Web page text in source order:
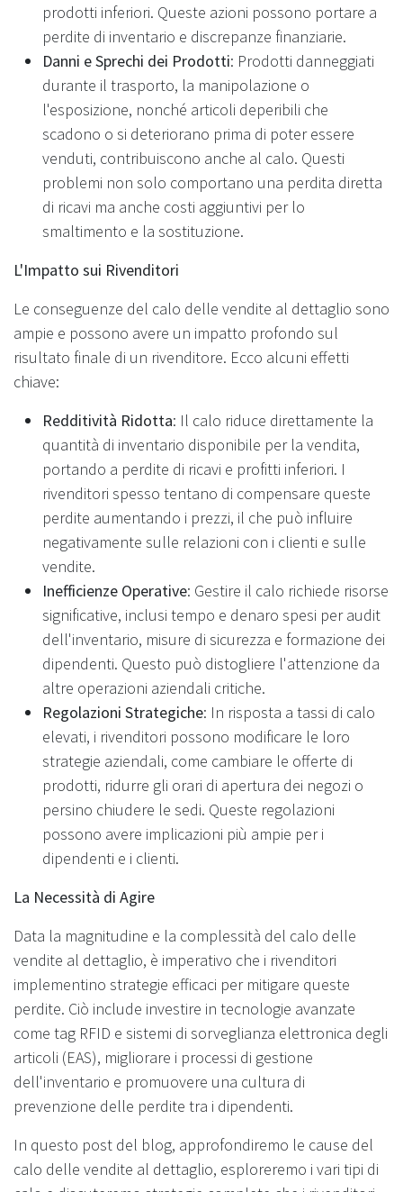
prodotti inferiori. Queste azioni possono portare a
perdite di inventario e discrepanze finanziarie.
Danni e Sprechi dei Prodotti: Prodotti danneggiati
durante il trasporto, la manipolazione o
l'esposizione, nonché articoli deperibili che
scadono o si deteriorano prima di poter essere
venduti, contribuiscono anche al calo. Questi
problemi non solo comportano una perdita diretta
di ricavi ma anche costi aggiuntivi per lo
smaltimento e la sostituzione.
L'Impatto sui Rivenditori
Le conseguenze del calo delle vendite al dettaglio sono
ampie e possono avere un impatto profondo sul
risultato finale di un rivenditore. Ecco alcuni effetti
chiave:
Redditività Ridotta: Il calo riduce direttamente la
quantità di inventario disponibile per la vendita,
portando a perdite di ricavi e profitti inferiori. I
rivenditori spesso tentano di compensare queste
perdite aumentando i prezzi, il che può influire
negativamente sulle relazioni con i clienti e sulle
vendite.
Inefficienze Operative: Gestire il calo richiede risorse
significative, inclusi tempo e denaro spesi per audit
dell'inventario, misure di sicurezza e formazione dei
dipendenti. Questo può distogliere l'attenzione da
altre operazioni aziendali critiche.
Regolazioni Strategiche: In risposta a tassi di calo
elevati, i rivenditori possono modificare le loro
strategie aziendali, come cambiare le offerte di
prodotti, ridurre gli orari di apertura dei negozi o
persino chiudere le sedi. Queste regolazioni
possono avere implicazioni più ampie per i
dipendenti e i clienti.
La Necessità di Agire
Data la magnitudine e la complessità del calo delle
vendite al dettaglio, è imperativo che i rivenditori
implementino strategie efficaci per mitigare queste
perdite. Ciò include investire in tecnologie avanzate
come tag RFID e sistemi di sorveglianza elettronica degli
articoli (EAS), migliorare i processi di gestione
dell'inventario e promuovere una cultura di
prevenzione delle perdite tra i dipendenti.
In questo post del blog, approfondiremo le cause del
calo delle vendite al dettaglio, esploreremo i vari tipi di